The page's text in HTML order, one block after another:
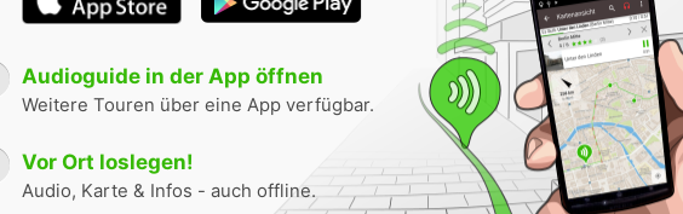
Audioguide in der App öffnen
Weitere Touren über eine App verfügbar.
Vor Ort loslegen!
Audio, Karte & Infos - auch offline.